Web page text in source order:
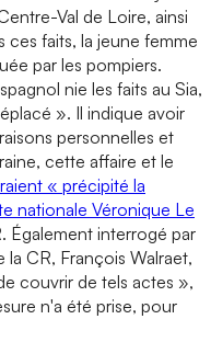
Val de Loire, ainsi
ces faits, la jeune femme
par les pompiers.
nie les faits au Sia,
». Il indique avoir
personnelles et
cette affaire et le
« précipité la
nationale Véronique Le
Également interrogé par
la CR, François Walraet,
couvrir de tels actes »,
n'a été prise, pour